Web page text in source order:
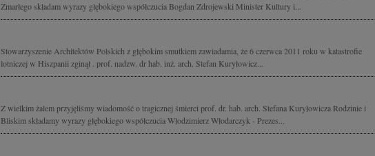
Zmarłego składam wyrazy głębokiego współczucia Bogdan Zdrojewski Minister Kultury i...
Stowarzyszenie Architektów Polskich z głębokim smutkiem zawiadamia, że 6 czerwca 2011 roku w katastrofie
lotniczej w Hiszpanii zginął . prof. nadzw. dr hab. inż. arch. Stefan Kuryłowicz...
Z wielkim żalem przyjęliśmy wiadomość o tragicznej śmierci prof. dr. hab. arch. Stefana Kuryłowicza Rodzinie i
Bliskim składamy wyrazy głębokiego współczucia Włodzimierz Włodarczyk - Prezes...